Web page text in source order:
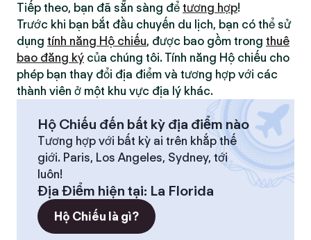
Tiếp theo, bạn đã sẵn sàng để tương hợp!
Trước khi bạn bắt đầu chuyến du lịch, bạn có thể sử
dụng tính năng Hộ chiếu, được bao gồm trong thuê
bao đăng ký của chúng tôi. Tính năng Hộ chiếu cho
phép bạn thay đổi địa điểm và tương hợp với các
thành viên ở một khu vực địa lý khác.
Hộ Chiếu đến bất kỳ địa điểm nào
Tương hợp với bất kỳ ai trên khắp thế
giới. Paris, Los Angeles, Sydney, tới
luôn!
Địa Điểm hiện tại: La Florida
Hộ Chiếu là gì?